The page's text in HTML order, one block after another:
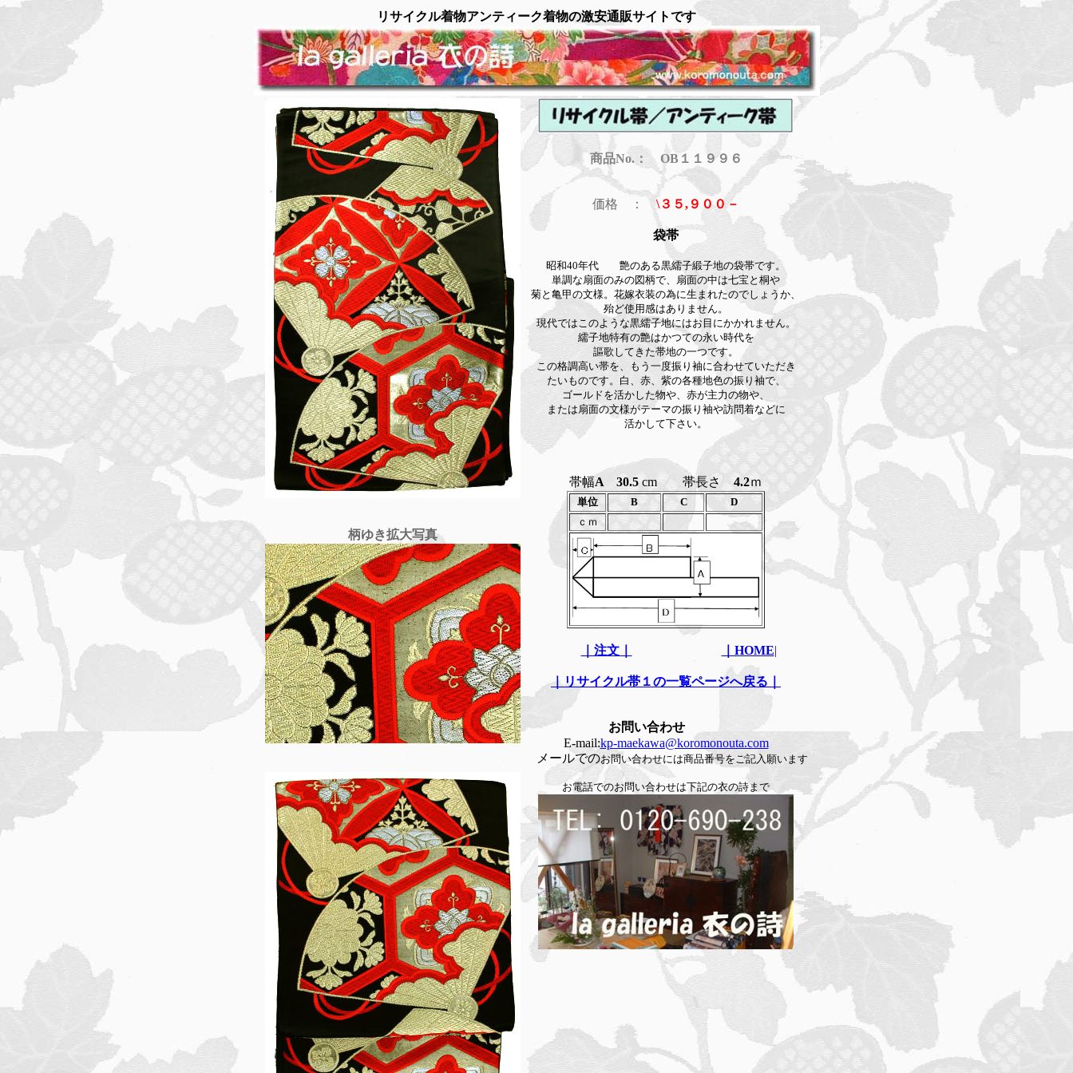
リサイクル着物アンティーク着物の激安通販サイトです
柄ゆき拡大写真
商品No.： OB１１９９６
価格 ： \３５,９００－
袋帯
昭和40年代 艶のある黒繻子緞子地の袋帯です。
単調な扇面のみの図柄で、扇面の中は七宝と桐や
菊と亀甲の文様。花嫁衣装の為に生まれたのでしょうか、
殆ど使用感はありません。
現代ではこのような黒繻子地にはお目にかかれません。
繻子地特有の艶はかつての永い時代を
謳歌してきた帯地の一つです。
この格調高い帯を、もう一度振り袖に合わせていただき
たいものです。白、赤、紫の各種地色の振り袖で、
ゴールドを活かした物や、赤が主力の物や、
または扇面の文様がテーマの振り袖や訪問着などに
活かして下さい。
帯幅A 30.5 cm 帯長さ 4.2ｍ
単位 B C
D
ｃｍ
｜注文｜ ｜HOME|
｜リサイクル帯１の一覧ページへ戻る｜
お問い合わせ
E-mail:kp-maekawa@koromonouta.com
メールでのお問い合わせには商品番号をご記入願います
お電話でのお問い合わせは下記の衣の詩まで